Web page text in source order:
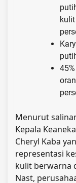
Menurut
Kepala
Cheryl Kaba
representasi
kulit berwarna
Nast,